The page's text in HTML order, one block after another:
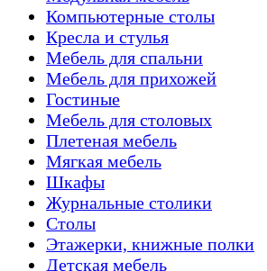
Компьютерные столы
Кресла и стулья
Мебель для спальни
Мебель для прихожей
Гостиные
Мебель для столовых
Плетеная мебель
Мягкая мебель
Шкафы
Журнальные столики
Столы
Этажерки, книжные полки
Детская мебель